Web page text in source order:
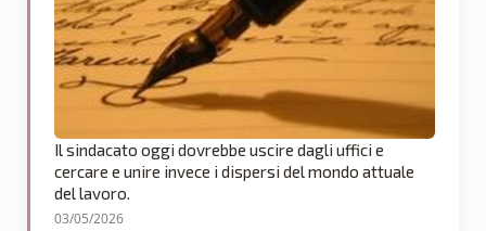
Il sindacato oggi dovrebbe uscire dagli uffici e
cercare e unire invece i dispersi del mondo attuale
del lavoro.
03/05/2026